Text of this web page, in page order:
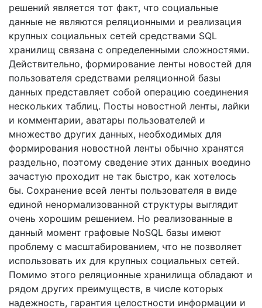
решений является тот факт, что социальные
данные не являются реляционными и реализация
крупных социальных сетей средствами SQL
хранилищ связана с определенными сложностями.
Действительно, формирование ленты новостей для
пользователя средствами реляционной базы
данных представляет собой операцию соединения
нескольких таблиц. Посты новостной ленты, лайки
и комментарии, аватары пользователей и
множество других данных, необходимых для
формирования новостной ленты обычно хранятся
раздельно, поэтому сведение этих данных воедино
зачастую проходит не так быстро, как хотелось
бы. Сохранение всей ленты пользователя в виде
единой ненормализованной структуры выглядит
очень хорошим решением. Но реализованные в
данный момент графовые NoSQL базы имеют
проблему с масштабированием, что не позволяет
использовать их для крупных социальных сетей.
Помимо этого реляционные хранилища обладают и
рядом других преимуществ, в числе которых
надежность, гарантия целостности информации и